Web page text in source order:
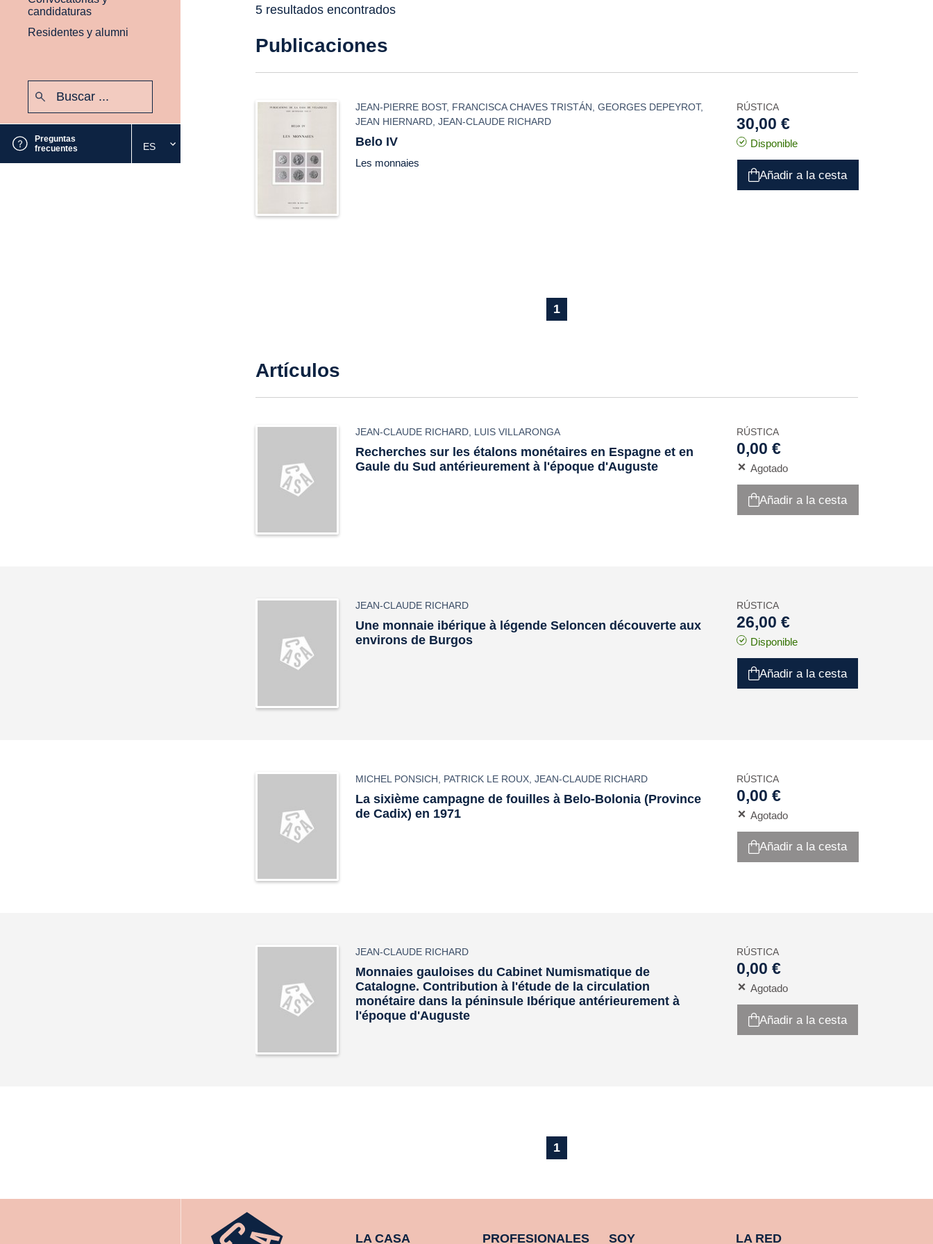
candidaturas
Residentes y alumni
Preguntas
frecuentes
Seleccione
el
ES
5 resultados encontrados
Publicaciones
JEAN-PIERRE BOST, FRANCISCA CHAVES TRISTÁN ,GEORGES DEPEYROT,
JEAN HIERNARD ,JEAN-CLAUDE RICHARD
Belo IV
Les monnaies
RÚSTICA
30,00 €
Disponible
Añadir a la cesta
1
Artículos
JEAN-CLAUDE RICHARD, LUIS VILLARONGA
Recherches sur les étalons monétaires en Espagne et en
Gaule du Sud antérieurement à l'époque d'Auguste
RÚSTICA
0,00 €
Agotado
Añadir a la cesta
JEAN-CLAUDE RICHARD
Une monnaie ibérique à légende Seloncen découverte aux
environs de Burgos
RÚSTICA
26,00 €
Disponible
Añadir a la cesta
MICHEL PONSICH PATRICK LE ROUX ,JEAN-CLAUDE RICHARD
La sixième campagne de fouilles à Belo-Bolonia (Province
de Cadix) en 1971
RÚSTICA
0,00 €
Agotado
Añadir a la cesta
JEAN-CLAUDE RICHARD
Monnaies gauloises du Cabinet Numismatique de
Catalogne. Contribution à l'étude de la circulation
monétaire dans la péninsule Ibérique antérieurement à
l'époque d'Auguste
RÚSTICA
0,00 €
Agotado
Añadir a la cesta
1
LA CASA PROFESIONALES SOY LA RED